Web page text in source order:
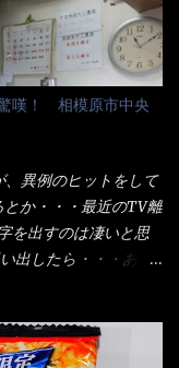
伸びてしまうだろ
べ進められるじゃな
て、山葵も2つ。 そ
これだよ、こ
までも入ってしま
すな。 結局、伸び
だし汁＞を少し追加
てお腹の中へ収まっ
な！ まだ鶏天1個位
うどんの湯無し＞を
公庁や超大手企業戦
ゴマスリ・・・てな
国区（北海道と沖縄
といっても過言では
いるので饂飩好きの
い・・ そんな大手
詰め乾麺！ このパッ
しょう。 そんな贈答
見し購入！ 中身は、
になっており、それ
ガドンキでゲットし
々と各方面へ忖度し
嘆！ 相模原市中央
異例のヒットをして
とか・・・最近のTV離
を出すのは凄いと思
出したら・・・あっ
ンターに置かれた＜
何かキャベツが山じ